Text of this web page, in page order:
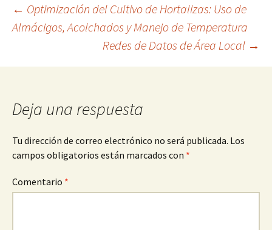
Navegación
← Optimización del Cultivo de Hortalizas: Uso de
Almácigos, Acolchados y Manejo de Temperatura
Redes de Datos de Área Local →
Deja una respuesta
Tu dirección de correo electrónico no será publicada. Los
campos obligatorios están marcados con *
Comentario *